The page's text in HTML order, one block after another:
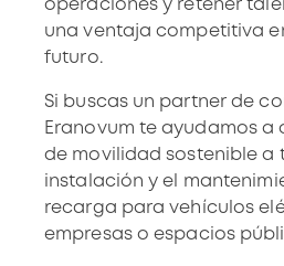
operaciones y retener
una ventaja competitiva
futuro.
Si buscas un partner de
Eranovum te ayudamos a
de movilidad sostenible a
instalación y el
recarga para vehículos
empresas o espacios